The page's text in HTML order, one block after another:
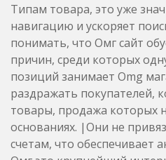
Типам товара, это уже
навигацию и ускоряет
понимать, что Омг сайт
причин, среди которых
позиций занимает Omg
раздражать покупателей,
товары, продажа которых
основаниях. |Они не
счетам, что обеспечивает